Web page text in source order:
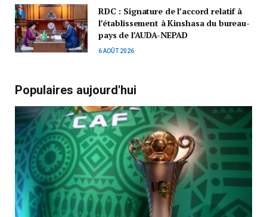
RDC : Signature de l’accord relatif à
l’établissement à Kinshasa du bureau-
pays de l’AUDA-NEPAD
6 AOÛT 2026
Populaires aujourd'hui